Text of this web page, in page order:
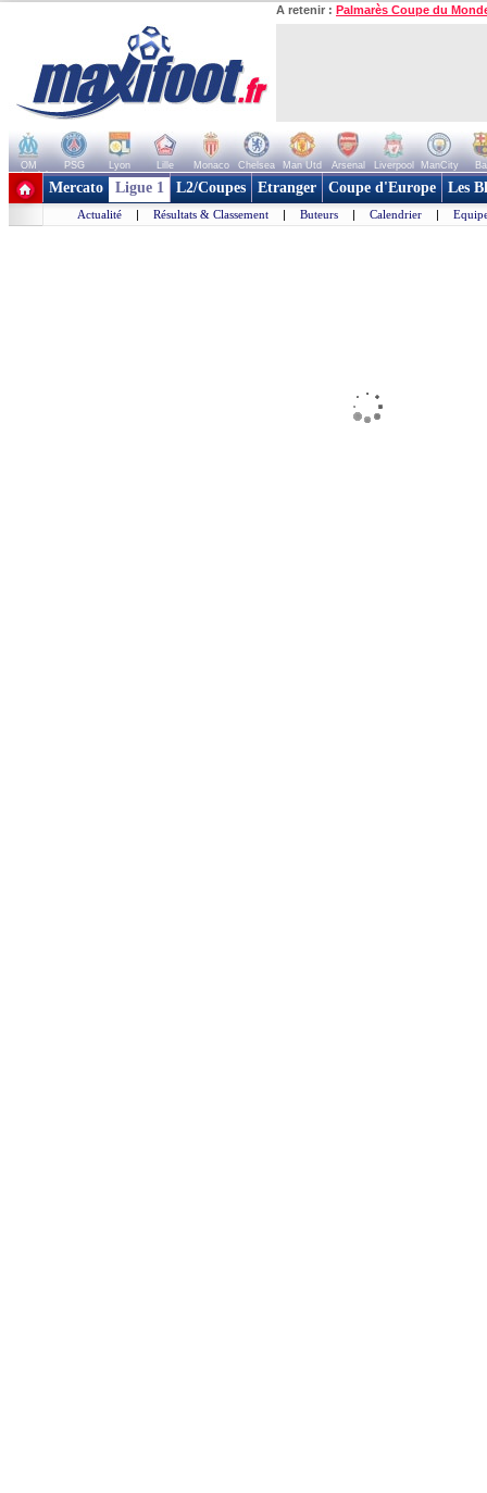
A retenir : Palmarès Coupe du
OM PSG Lyon Lille Monaco Chelsea Man Utd Arsenal Liverpool ManCity
+ de clubs
Mercato Ligue 1 L2/Coupes Etranger Coupe d'Europe Les
Actualité | Résultats & Classement | Buteurs | Calendrier |